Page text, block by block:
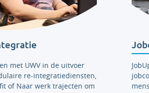
met UWV in de uitvoer
re-integratiediensten,
of Naar werk trajecten om